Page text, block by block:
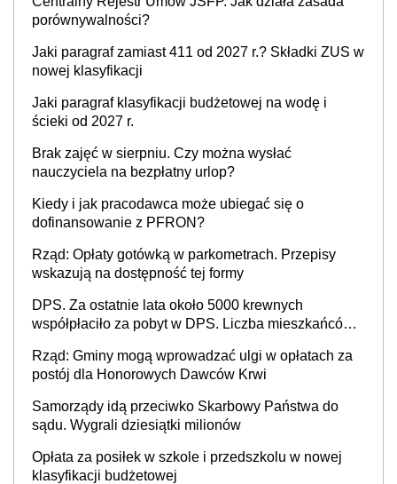
porównywalności?
Jaki paragraf zamiast 411 od 2027 r.? Składki ZUS w
nowej klasyfikacji
Jaki paragraf klasyfikacji budżetowej na wodę i
ścieki od 2027 r.
Brak zajęć w sierpniu. Czy można wysłać
nauczyciela na bezpłatny urlop?
Kiedy i jak pracodawca może ubiegać się o
dofinansowanie z PFRON?
Rząd: Opłaty gotówką w parkometrach. Przepisy
wskazują na dostępność tej formy
DPS. Za ostatnie lata około 5000 krewnych
współpłaciło za pobyt w DPS. Liczba mieszkańców
Rząd: Gminy mogą wprowadzać ulgi w opłatach za
postój dla Honorowych Dawców Krwi
Samorządy idą przeciwko Skarbowy Państwa do
sądu. Wygrali dziesiątki milionów
Opłata za posiłek w szkole i przedszkolu w nowej
klasyfikacji budżetowej